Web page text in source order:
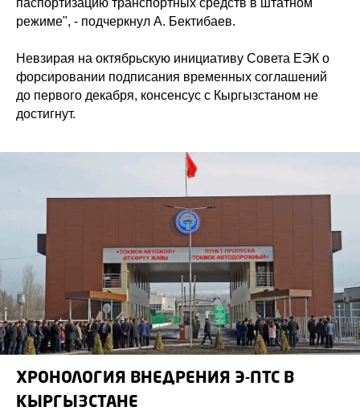
паспортизацию транспортных средств в штатном
режиме", - подчеркнул А. Бектибаев.
Невзирая на октябрьскую инициативу Совета ЕЭК о
форсировании подписания временных соглашений
до первого декабря, консенсус с Кыргызстаном не
достигнут.
ХРОНОЛОГИЯ ВНЕДРЕНИЯ Э-ПТС В
КЫРГЫЗСТАНЕ